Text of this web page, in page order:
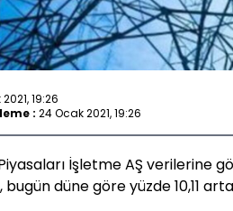
19:26
: 24 Ocak 2021, 19:26
İşletme AŞ verilerine
bugün düne göre yüzde 10,11